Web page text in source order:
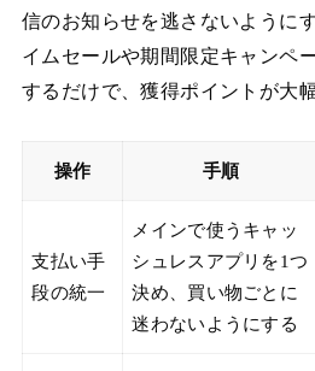
信のお知らせを逃さないように
イムセールや期間限定キャンペ
するだけで、獲得ポイントが大
操作 手順
支払い手
段の統一
メインで使うキャッ
シュレスアプリを1つ
決め、買い物ごとに
迷わないようにする